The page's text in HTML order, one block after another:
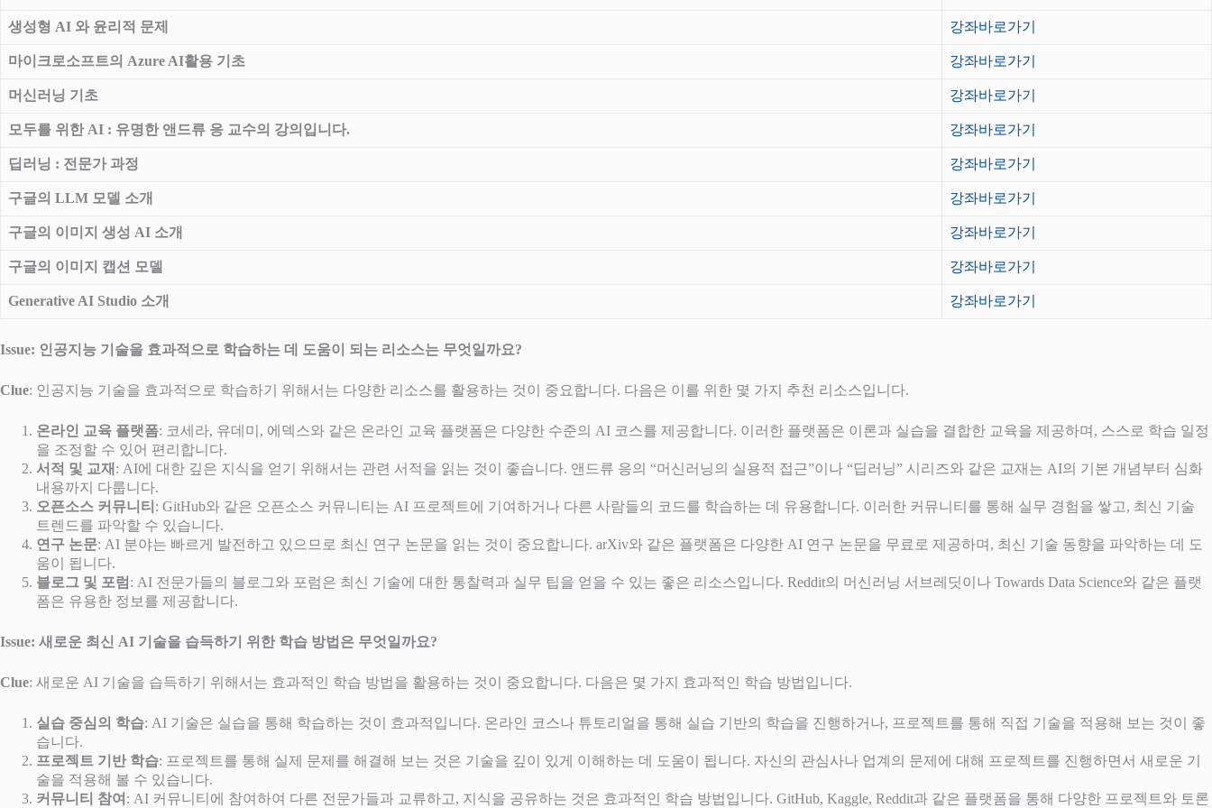
생성형 AI 와 윤리적 문제 강좌바로가기
마이크로소프트의 Azure AI활용 기초 강좌바로가기
머신러닝 기초 강좌바로가기
모두를 위한 AI : 유명한 앤드류 응 교수의 강의입니다. 강좌바로가기
딥러닝 : 전문가 과정 강좌바로가기
구글의 LLM 모델 소개 강좌바로가기
구글의 이미지 생성 AI 소개 강좌바로가기
구글의 이미지 캡션 모델 강좌바로가기
Generative AI Studio 소개 강좌바로가기
Issue: 인공지능 기술을 효과적으로 학습하는 데 도움이 되는 리소스는 무엇일까요?
Clue: 인공지능 기술을 효과적으로 학습하기 위해서는 다양한 리소스를 활용하는 것이 중요합니다. 다음은 이를 위한 몇 가지 추천 리소스입니다.
온라인 교육 플랫폼: 코세라, 유데미, 에덱스와 같은 온라인 교육 플랫폼은 다양한 수준의 AI 코스를 제공합니다. 이러한 플랫폼은 이론과 실습을 결합한 교육을 제공하며, 스스로 학습 일정
을 조정할 수 있어 편리합니다.
서적 및 교재 : AI에 대한 깊은 지식을 얻기 위해서는 관련 서적을 읽는 것이 좋습니다. 앤드류 응의 “머신러닝의 실용적 접근”이나 “딥러닝” 시리즈와 같은 교재는 AI의 기본 개념부터 심화
내용까지 다룹니다.
오픈소스 커뮤니티 : GitHub와 같은 오픈소스 커뮤니티는 AI 프로젝트에 기여하거나 다른 사람들의 코드를 학습하는 데 유용합니다. 이러한 커뮤니티를 통해 실무 경험을 쌓고, 최신 기술
트렌드를 파악할 수 있습니다.
연구 논문: AI 분야는 빠르게 발전하고 있으므로 최신 연구 논문을 읽는 것이 중요합니다. arXiv와 같은 플랫폼은 다양한 AI 연구 논문을 무료로 제공하며, 최신 기술 동향을 파악하는 데 도
움이 됩니다.
블로그 및 포럼 : AI 전문가들의 블로그와 포럼은 최신 기술에 대한 통찰력과 실무 팁을 얻을 수 있는 좋은 리소스입니다. Reddit의 머신러닝 서브레딧이나 Towards Data Science와 같은 플랫
폼은 유용한 정보를 제공합니다.
Issue: 새로운 최신 AI 기술을 습득하기 위한 학습 방법은 무엇일까요?
Clue: 새로운 AI 기술을 습득하기 위해서는 효과적인 학습 방법을 활용하는 것이 중요합니다. 다음은 몇 가지 효과적인 학습 방법입니다.
실습 중심의 학습: AI 기술은 실습을 통해 학습하는 것이 효과적입니다. 온라인 코스나 튜토리얼을 통해 실습 기반의 학습을 진행하거나, 프로젝트를 통해 직접 기술을 적용해 보는 것이 좋
습니다.
프로젝트 기반 학습: 프로젝트를 통해 실제 문제를 해결해 보는 것은 기술을 깊이 있게 이해하는 데 도움이 됩니다. 자신의 관심사나 업계의 문제에 대해 프로젝트를 진행하면서 새로운 기
술을 적용해 볼 수 있습니다.
커뮤니티 참여 : AI 커뮤니티에 참여하여 다른 전문가들과 교류하고, 지식을 공유하는 것은 효과적인 학습 방법입니다. GitHub, Kaggle, Reddit과 같은 플랫폼을 통해 다양한 프로젝트와 토론